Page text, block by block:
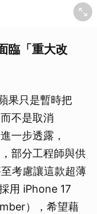
臨「重大改
果只是暫時把
不是取消
一步透露，
部分工程師與供
考慮讓這款超薄
用 iPhone 17
），希望藉